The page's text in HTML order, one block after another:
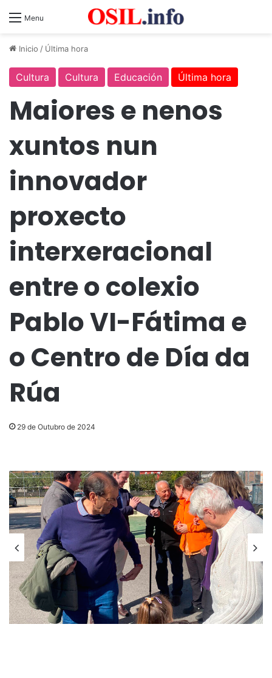
Menu
Inicio / Última hora
Cultura Cultura Educación Última hora
Maiores e nenos
xuntos nun
innovador
proxecto
interxeracional
entre o colexio
Pablo VI-Fátima e
o Centro de Día da
Rúa
29 de Outubro de 2024